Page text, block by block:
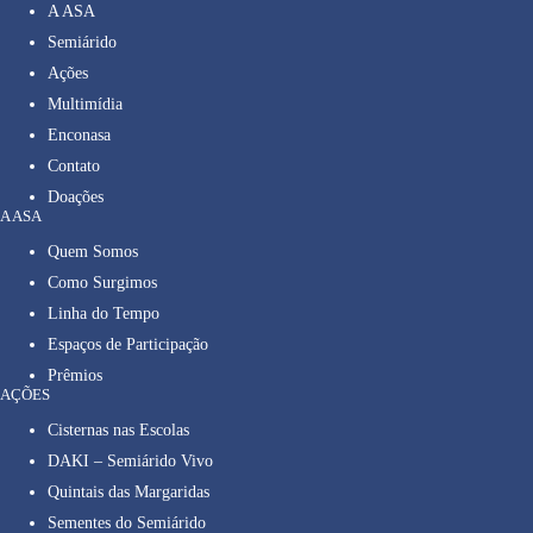
A ASA
Semiárido
Ações
Multimídia
Enconasa
Contato
Doações
A ASA
Quem Somos
Como Surgimos
Linha do Tempo
Espaços de Participação
Prêmios
AÇÕES
Cisternas nas Escolas
DAKI – Semiárido Vivo
Quintais das Margaridas
Sementes do Semiárido